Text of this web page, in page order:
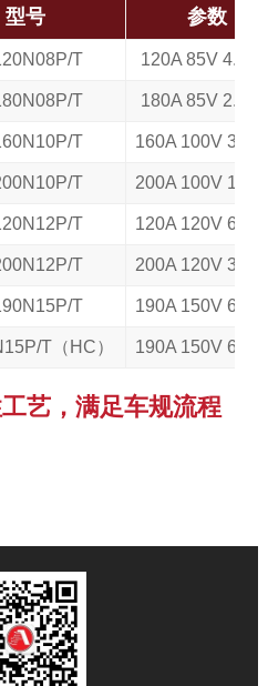
型号 参数
T 120A 85V
T 180A 85V
T 160A 100V
T 200A 100V
T 120A 120V
T 200A 120V
T 190A 150V
T（HC） 190A 150V
艺，满足车规流程